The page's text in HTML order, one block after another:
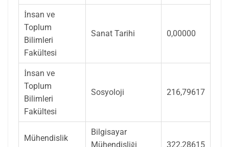
İnsan ve
Toplum
Bilimleri
Fakültesi
Sanat Tarihi 0,00000
İnsan ve
Toplum
Bilimleri
Fakültesi
Sosyoloji 216,79617
Mühendislik
Bilgisayar
Mühendisliği
322,28615